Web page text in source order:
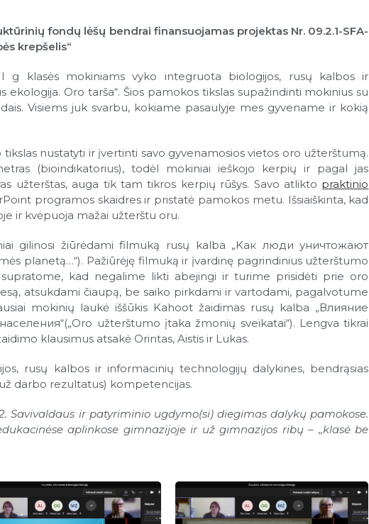
fondų lėšų bendrai finansuojamas projektas Nr. 09.2.1-SFA-
krepšelis“
klasės mokiniams vyko integruota biologijos, rusų kalbos ir
Oro tarša“. Šios pamokos tikslas supažindinti mokinius su
Visiems juk svarbu, kokiame pasaulyje mes gyvename ir kokią
nustatyti ir įvertinti savo gyvenamosios vietos oro užterštumą.
(bioindikatorius), todėl mokiniai ieškojo kerpių ir pagal jas
užterštas, auga tik tam tikros kerpių rūšys. Savo atlikto praktinio
programos skaidres ir pristatė pamokos metu. Išsiaiškinta, kad
ir kvėpuoja mažai užterštu oru.
gilinosi žiūrėdami filmuką rusų kalba „Kак люди уничтожают
planetą…“). Pažiūrėję filmuką ir įvardinę pagrindinius užterštumo
kad negalime likti abejingi ir turime prisidėti prie oro
atsukdami čiaupą, be saiko pirkdami ir vartodami, pagalvotume
mokinių laukė iššūkis Kahoot žaidimas rusų kalba „Влияние
užterštumo įtaka žmonių sveikatai“). Lengva tikrai
klausimus atsakė Orintas, Aistis ir Lukas.
rusų kalbos ir informacinių technologijų dalykines, bendrąsias
darbo rezultatus) kompetencijas.
Savivaldaus ir patyriminio ugdymo(si) diegimas dalykų pamokose.
aplinkose gimnazijoje ir už gimnazijos ribų – ,,klasė be